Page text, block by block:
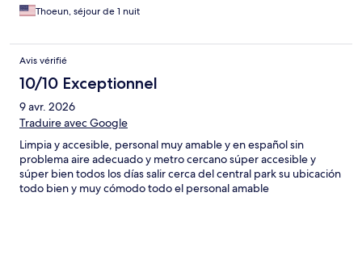
Thoeun, séjour de 1 nuit
Avis vérifié
10/10 Exceptionnel
9 avr. 2026
Traduire avec Google
Limpia y accesible, personal muy amable y en español sin
problema aire adecuado y metro cercano súper accesible y
súper bien todos los días salir cerca del central park su ubicación
todo bien y muy cómodo todo el personal amable